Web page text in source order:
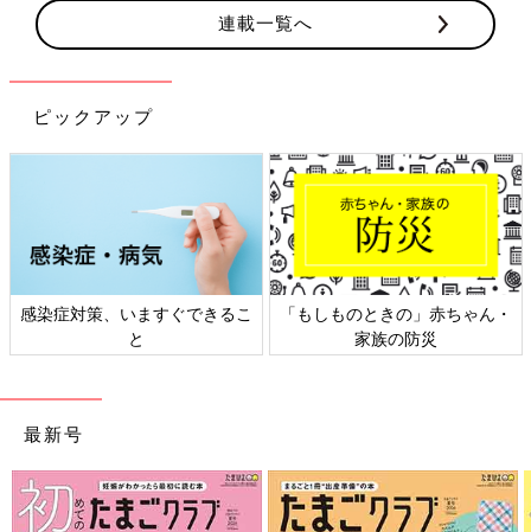
連載一覧へ
ピックアップ
感染症対策、いますぐできるこ
と
「もしものときの」赤ちゃん・
家族の防災
最新号